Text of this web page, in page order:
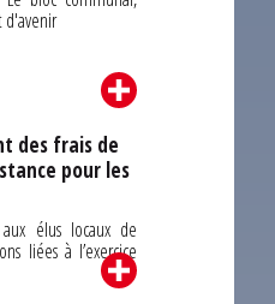
d'avenir
des frais de
pour les
élus locaux de
liées à l’exercice